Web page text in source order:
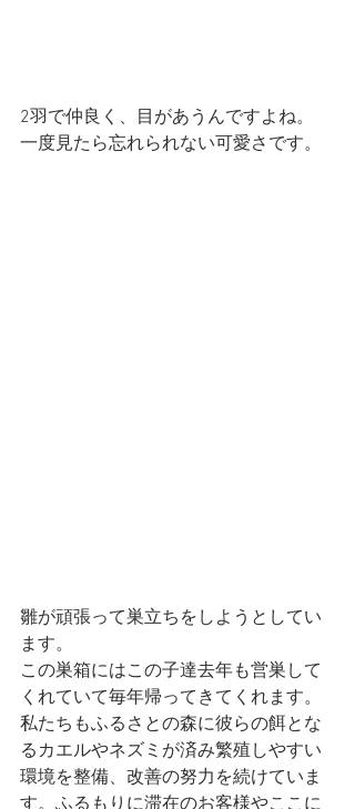
2羽で仲良く、目があうんですよね。
一度見たら忘れられない可愛さです。
雛が頑張って巣立ちをしようとしてい
ます。
この巣箱にはこの子達去年も営巣して
くれていて毎年帰ってきてくれます。
私たちもふるさとの森に彼らの餌とな
るカエルやネズミが済み繁殖しやすい
環境を整備、改善の努力を続けていま
す。ふるもりに滞在のお客様やここに